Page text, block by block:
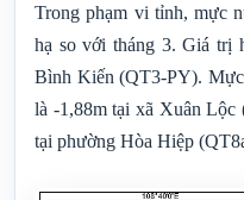
Trong phạm vi tỉnh, mực
hạ so với tháng 3. Giá trị
Bình Kiến (QT3-PY).
là -1,88m tại xã Xuân Lộc
tại phường Hòa Hiệp